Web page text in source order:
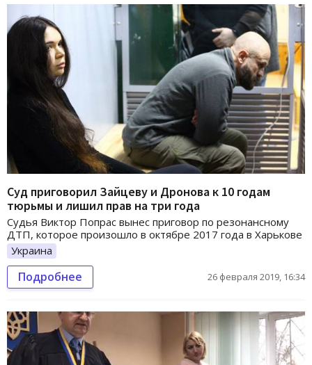
Суд приговорил Зайцеву и Дронова к 10 годам
тюрьмы и лишил прав на три года
Судья Виктор Попрас вынес приговор по резонансному
ДТП, которое произошло в октябре 2017 года в Харькове
Украина
Подробнее 26 февраля 2019, 16:34